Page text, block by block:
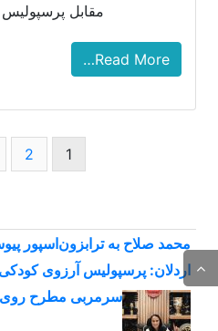
مقابل
Read More…
Page
1
Page
2
محمد صلاح به ترابزون‌اسپور
اردلان: پرسپولیس آرزوی
سرمربی مطرح روی